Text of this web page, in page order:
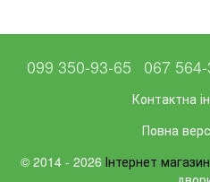
099 350-93-65 067
Контактна
Повна
© 2014 - 2026 Інтернет магазин